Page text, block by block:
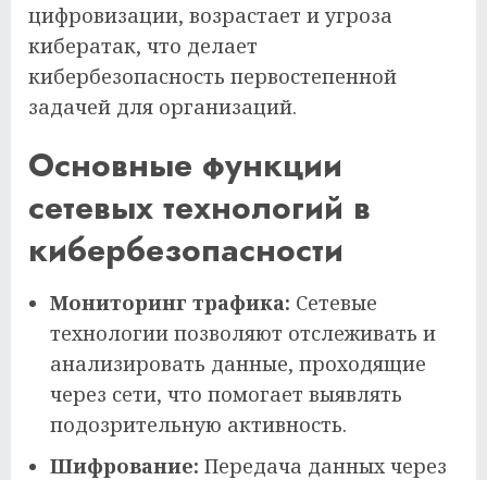
цифровизации, возрастает и угроза
кибератак, что делает
кибербезопасность первостепенной
задачей для организаций.
Основные функции
сетевых технологий в
кибербезопасности
Мониторинг трафика: Сетевые
технологии позволяют отслеживать и
анализировать данные, проходящие
через сети, что помогает выявлять
подозрительную активность.
Шифрование: Передача данных через